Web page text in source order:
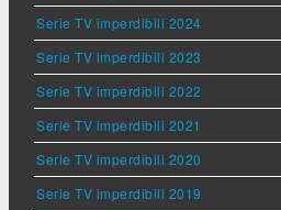
Serie TV imperdibili 2024
Serie TV imperdibili 2023
Serie TV imperdibili 2022
Serie TV imperdibili 2021
Serie TV imperdibili 2020
Serie TV imperdibili 2019